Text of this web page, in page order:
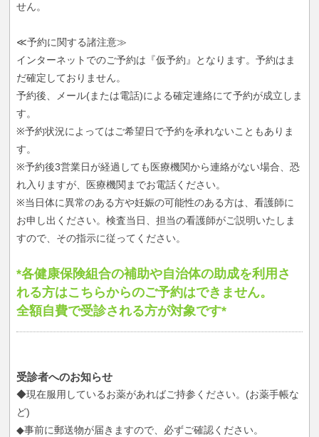
せん。
≪予約に関する諸注意≫
インターネットでのご予約は『仮予約』となります。予約はま
だ確定しておりません。
予約後、メール(または電話)による確定連絡にて予約が成立しま
す。
※予約状況によってはご希望日で予約を承れないこともありま
す。
※予約後3営業日が経過しても医療機関から連絡がない場合、恐
れ入りますが、医療機関までお電話ください。
※当日体に異常のある方や妊娠の可能性のある方は、看護師に
お申し出ください。検査当日、担当の看護師がご説明いたしま
すので、その指示に従ってください。
*各健康保険組合の補助や自治体の助成を利用さ
れる方はこちらからのご予約はできません。
全額自費で受診される方が対象です*
受診者へのお知らせ
◆現在服用しているお薬があればご持参ください。(お薬手帳な
ど)
◆事前に郵送物が届きますので、必ずご確認ください。